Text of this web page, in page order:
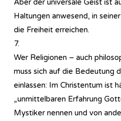
Aber der universale Geist ist
Haltungen anwesend, in
die Freiheit erreichen.
7.
Wer Religionen – auch
muss sich auf die Bedeutung
einlassen: Im Christentum ist
„unmittelbaren Erfahrung
Mystiker nennen und von